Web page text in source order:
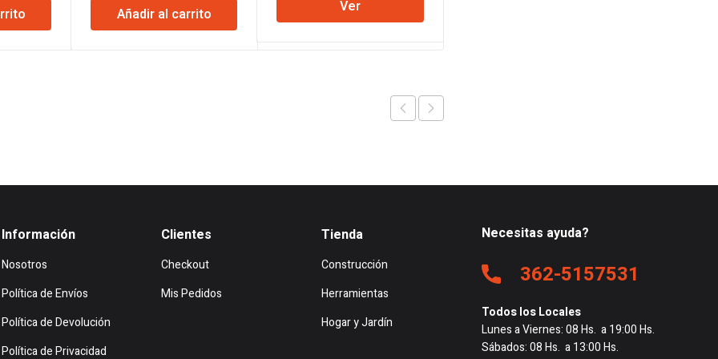
actual
es:
original
era:
actual
es:
Añadir al carrito
original
era:
es:
Ver
Información
Nosotros
Política de Envíos
Política de Devolución
Política de Privacidad
Clientes
Checkout
Mis Pedidos
Tienda
Construcción
Herramientas
Hogar y Jardín
Necesitas ayuda?
362-5157531
Todos los Locales
Lunes a Viernes: 08 Hs. a 19:00 Hs.
Sábados: 08 Hs. a 13:00 Hs.